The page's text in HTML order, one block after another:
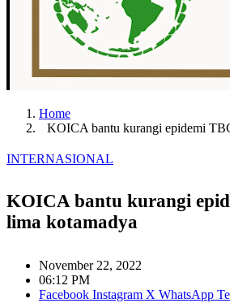
Home
KOICA bantu kurangi epidemi
INTERNASIONAL
KOICA bantu kurangi
lima kotamadya
November 22, 2022
06:12 PM
Facebook Instagram X WhatsApp